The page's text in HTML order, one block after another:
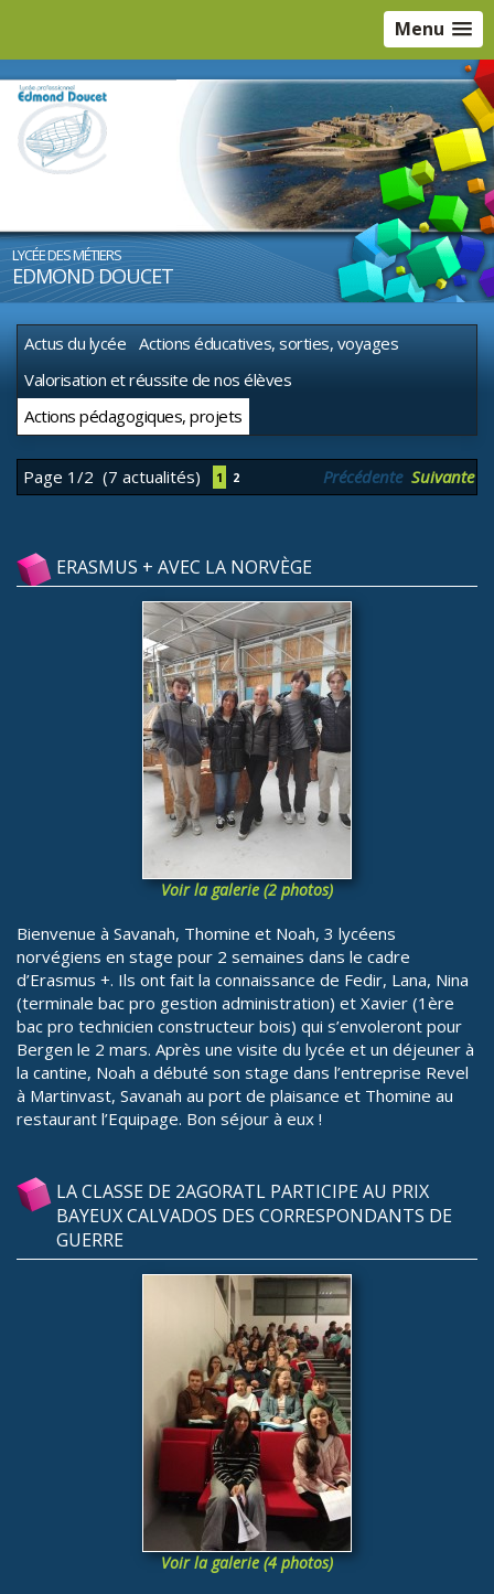
Menu
LYCÉE DES MÉTIERS
EDMOND DOUCET
Actus du lycée Actions éducatives, sorties, voyages
Valorisation et réussite de nos élèves
Actions pédagogiques, projets
Page 1/2 (7 actualités) 1 2 Précédente Suivante
ERASMUS + AVEC LA NORVÈGE
Voir la galerie (2 photos)
Bienvenue à Savanah, Thomine et Noah, 3 lycéens
norvégiens en stage pour 2 semaines dans le cadre
d’Erasmus +. Ils ont fait la connaissance de Fedir, Lana, Nina
(terminale bac pro gestion administration) et Xavier (1ère
bac pro technicien constructeur bois) qui s’envoleront pour
Bergen le 2 mars. Après une visite du lycée et un déjeuner à
la cantine, Noah a débuté son stage dans l’entreprise Revel
à Martinvast, Savanah au port de plaisance et Thomine au
restaurant l’Equipage. Bon séjour à eux !
LA CLASSE DE 2AGORATL PARTICIPE AU PRIX
BAYEUX CALVADOS DES CORRESPONDANTS DE
GUERRE
Voir la galerie (4 photos)